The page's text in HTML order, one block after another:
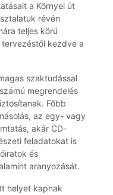
a Környei út
révén
teljes körű
kezdve a
szaktudással
megrendelés
Főbb
az egy- vagy
akár CD-
feladatokat is
és
aranyozását.
helyet kapnak